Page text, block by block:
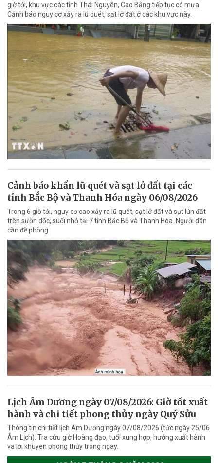
giờ tới, khu vực các tỉnh Thái Nguyên, Cao Bằng tiếp tục có mưa.
Cảnh báo nguy cơ xảy ra lũ quét, sạt lở đất ở các khu vực này.
Cảnh báo khẩn lũ quét và sạt lở đất tại các
tỉnh Bắc Bộ và Thanh Hóa ngày 06/08/2026
Trong 6 giờ tới, nguy cơ cao xảy ra lũ quét, sạt lở đất và sụt lún đất
trên sườn dốc, suối nhỏ tại 7 tỉnh Bắc Bộ và Thanh Hóa. Người dân
cần đề phòng.
Lịch Âm Dương ngày 07/08/2026: Giờ tốt xuất
hành và chi tiết phong thủy ngày Quý Sửu
Thông tin chi tiết lịch Âm Dương ngày 07/08/2026 (tức ngày 25/06
Âm Lịch). Tra cứu giờ Hoàng đạo, tuổi xung hợp, hướng xuất hành
và lời khuyên phong thủy trong ngày.